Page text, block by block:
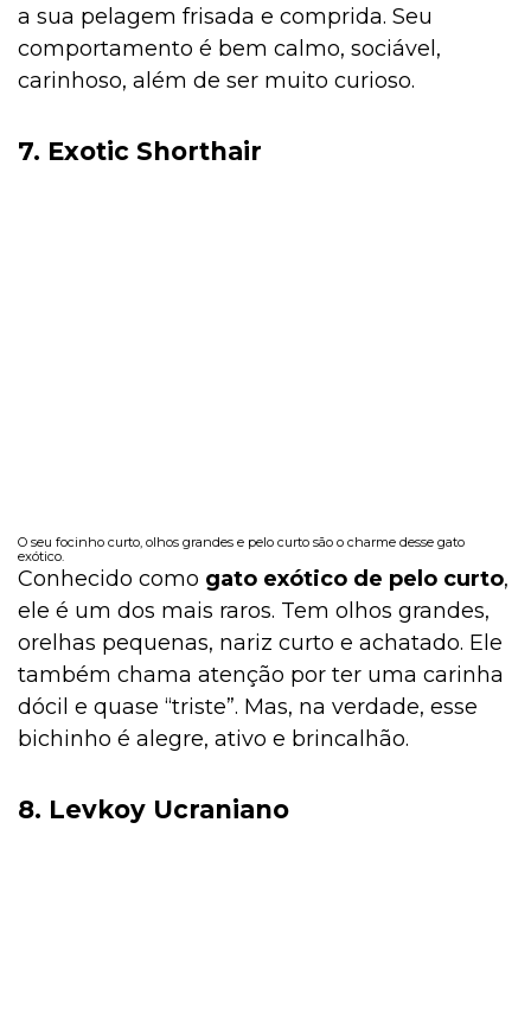
a sua pelagem frisada e comprida. Seu
comportamento é bem calmo, sociável,
carinhoso, além de ser muito curioso.
7. Exotic Shorthair
O seu focinho curto, olhos grandes e pelo curto são o charme desse gato
exótico.
Conhecido como gato exótico de pelo curto,
ele é um dos mais raros. Tem olhos grandes,
orelhas pequenas, nariz curto e achatado. Ele
também chama atenção por ter uma carinha
dócil e quase “triste”. Mas, na verdade, esse
bichinho é alegre, ativo e brincalhão.
8. Levkoy Ucraniano